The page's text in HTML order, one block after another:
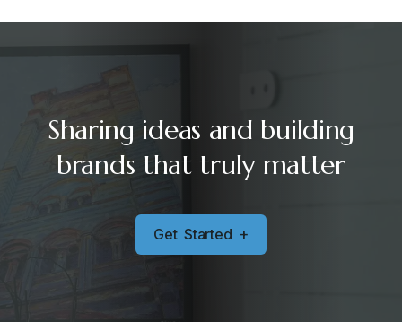
Sharing ideas and building
brands that truly matter
Get Started +